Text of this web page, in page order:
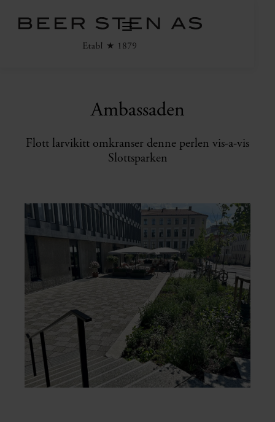
Ambassaden
Flott larvikitt omkranser denne perlen vis-a-vis
Slottsparken